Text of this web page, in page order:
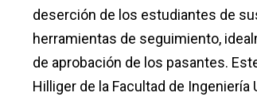
deserción de los estudiantes de
herramientas de seguimiento,
de aprobación de los pasantes.
Hilliger de la Facultad de Ingeniería